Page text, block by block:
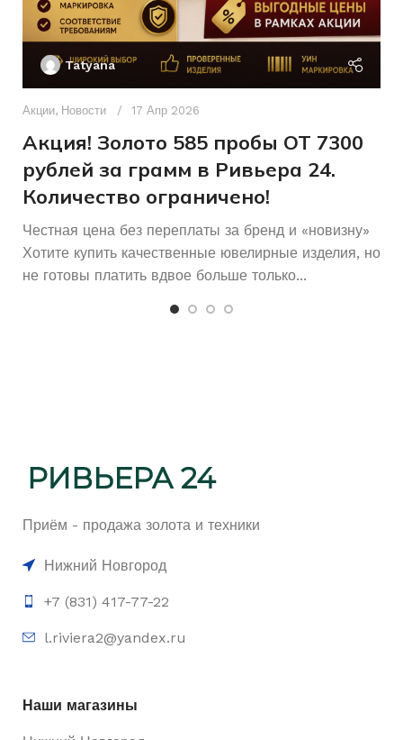
КОЛИЧЕСТВО КАМНЕЙ
камней
ПЛЕТЕНИЕ Другое
ДЛЯ КОГО Для всех
СОСТОЯНИЕ Б/У
Tatyana
Акции, Новости 17 Апр 2026
Акция! Золото 585 пробы ОТ 7300
рублей за грамм в Ривьера 24.
Количество ограничено!
Честная цена без переплаты за бренд и «новизну»
Хотите купить качественные ювелирные изделия, но
не готовы платить вдвое больше только...
Приём - продажа золота и техники
Нижний Новгород
+7 (831) 417-77-22
l.riviera2@yandex.ru
Наши магазины